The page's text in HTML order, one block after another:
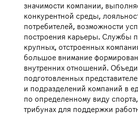
значимости компании,
конкурентной среды,
потребителей, возможности
построения карьеры. Службы
крупных, отстроенных
большое внимание
внутренних отношений.
подготовленных
и подразделений компаний в
по определенному виду
трибунах для поддержки